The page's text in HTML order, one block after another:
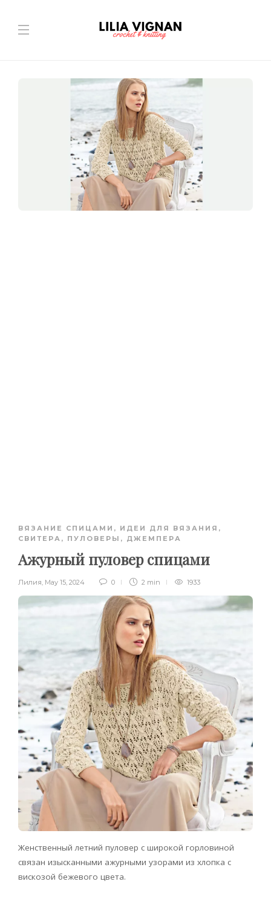
ВЯЗАНИЕ СПИЦАМИ , ИДЕИ ДЛЯ ВЯЗАНИЯ ,
СВИТЕРА, ПУЛОВЕРЫ, ДЖЕМПЕРА
Ажурный пуловер спицами
Лилия, May 15, 2024 0 2 min 1933
Женственный летний пуловер с широкой горловиной
связан изысканными ажурными узорами из хлопка с
вискозой бежевого цвета.